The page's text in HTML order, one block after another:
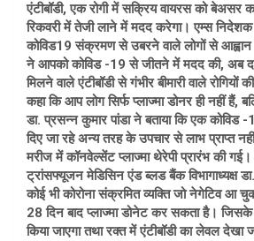
एंटीबॉडी, एक रोगी में सक्रिय वायरस को बेअसर
रिकवरी में तेजी लाने में मदद करेगा। एम्स निदेशक
कोविड19 संक्रमण से उबरने वाले लोगों से आह्वान
ने आपको कोविड -19 से जीतने में मदद की, अब
मिलने वाले एंटीबॉडी से गंभीर बीमारी वाले रोगियों
कहा कि आप लोग सिर्फ प्लाज्मा डोनर ही नहीं हैं,
डा. प्रसन्न कुमार पांडा ने बताया कि एक कोविड
दिए जा रहे अन्य तरह के उपचार से लाभ प्राप्त
मरीज में कॉनवेल्सेंट प्लाज्मा थेरेपी प्रारंभ की
ट्रांसफ्यूजन मेडिसिन एंड ब्लड बैंक विभागाध्यक्ष
कोई भी कोरोना संक्रमित व्यक्ति जो नेगेटिव आ
28 दिन बाद प्लाज्मा डोनेट कर सकता है। जिसके
किया जाएगा तथा रक्त में एंटीबॉडी का लेवल देखा